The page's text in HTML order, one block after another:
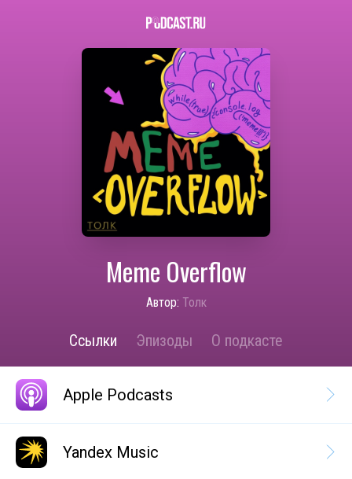
Meme Overflow
Автор: Толк
Ссылки Эпизоды О подкасте
Apple Podcasts
Yandex Music